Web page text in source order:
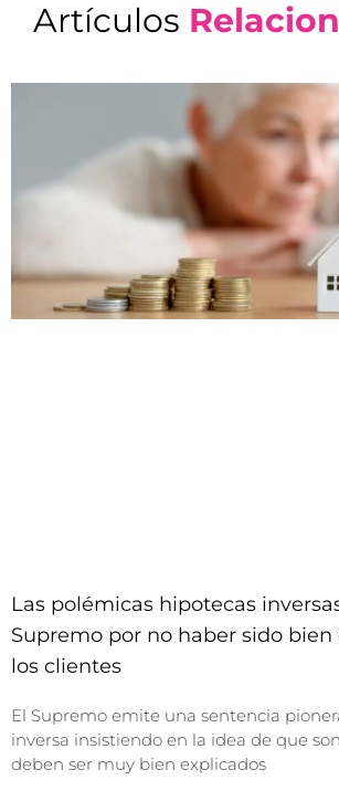
Artículos
Las polémicas hipotecas
Supremo por no haber sido bien
los clientes
El Supremo emite una sentencia
inversa insistiendo en la idea de que
deben ser muy bien explicados